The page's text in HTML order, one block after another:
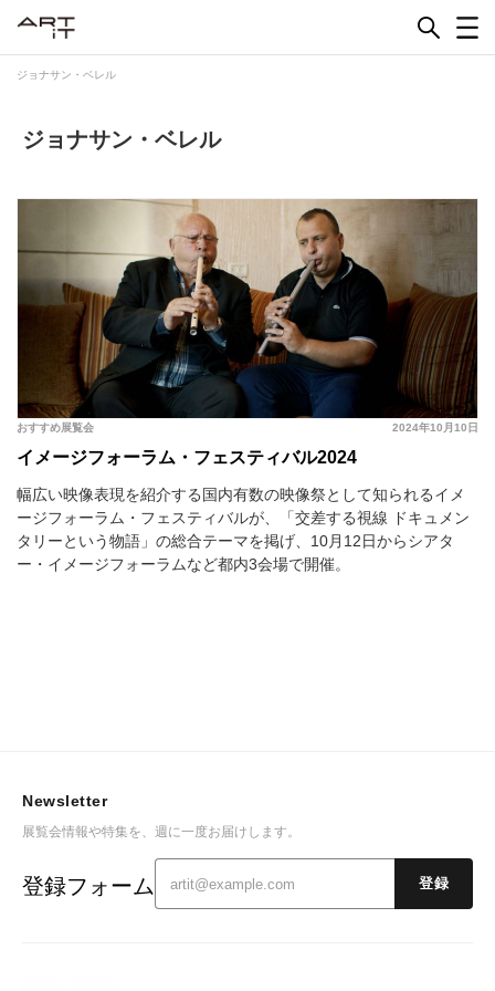
ジョナサン・ベレル
ジョナサン・ベレル
2024年10月10日
おすすめ展覧会
イメージフォーラム・フェスティバル2024
幅広い映像表現を紹介する国内有数の映像祭として知られるイメ
ージフォーラム・フェスティバルが、「交差する視線 ドキュメン
タリーという物語」の総合テーマを掲げ、10月12日からシアタ
ー・イメージフォーラムなど都内3会場で開催。
Newsletter
展覧会情報や特集を、週に一度お届けします。
登録フォーム 登録